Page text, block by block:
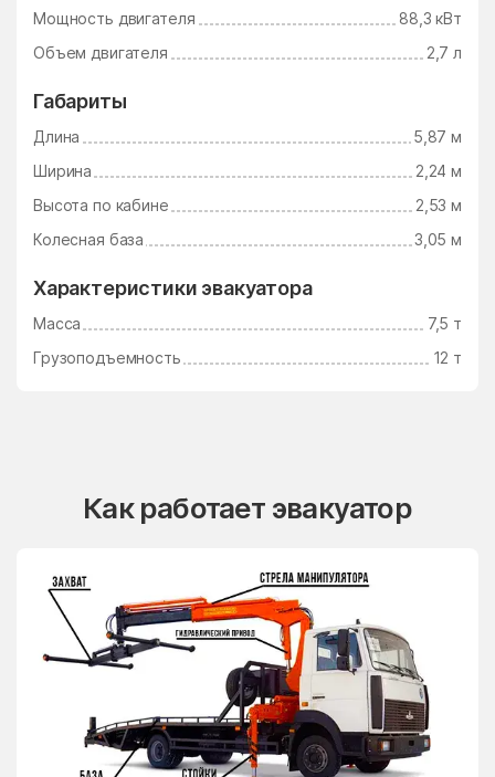
Мощность двигателя
88,3 кВт
Объем двигателя
2,7 л
Габариты
Длина
5,87 м
Ширина
2,24 м
Высота по кабине
2,53 м
Колесная база
3,05 м
Характеристики эвакуатора
Масса
7,5 т
Грузоподъемность
12 т
Как работает эвакуатор